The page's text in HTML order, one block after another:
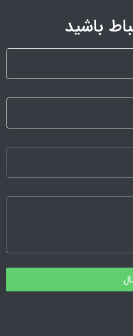
باشید